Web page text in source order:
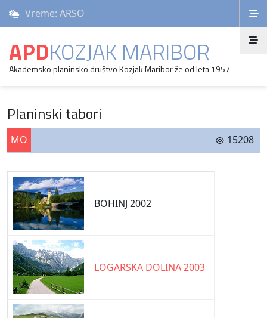
Vreme: ARSO
APDKOZJAK MARIBOR
Akademsko planinsko društvo Kozjak Maribor že od leta 1957
Planinski tabori
MO 15208
BOHINJ 2002
LOGARSKA DOLINA 2003